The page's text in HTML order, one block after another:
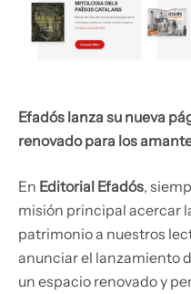
Efadós lanza su nueva
renovado para los
En Editorial Efadós,
misión principal acercar
patrimonio a nuestros
anunciar el lanzamiento
un espacio renovado y